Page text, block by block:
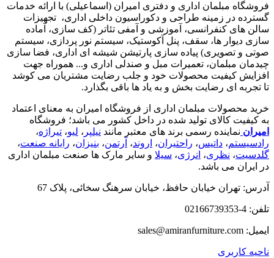
فروشگاه مبلمان اداری و دفتری امیران (اسماعیلی) با ارائه خدمات
گسترده در زمینه طراحی و دکوراسیون داخلی اداری‌، تجهیزات
سالن های کنفرانسی، آموزشی و آمفی تئاتر (کف سازی، آماده
سازی دیوار ها، سقف، پنل آکوستیک، سیستم نور پردازی، سیستم
صوتی و تصویری) پیاده سازی پارتیشن شیشه ای اداری، فضا سازی
چیدمان مبلمان، تعمیرات مبل و صندلی اداری و... هموراه جهت
افزایش کیفیت محصولات خود و جلب رضایت مشتریان می کوشد
تا تجربه ای رضایت بخش و به یاد ها باقی بگذارد.
خرید محصولات مبلمان اداری از فروشگاه امیران به معنای اعتماد
به کیفیت کالای تولید شده در داخل کشور می باشد؛ فروشگاه
امیران نماینده رسمی برند های معتبر مانند نیلپر ، لیو، تیراژه،
رادسیستم، داتیس، راحتیران، اروند، آرتمن، بنیزان، رایانه صنعت،
گلدسیت، نظری، انرژی، سیلا و سایر مارک ها صنعت مبلمان اداری
در ایران می باشد.
آدرس: تهران خیابان حافظ، خیابان سرهنگ سخائی، پلاک 67
تلفن: 4-02166739353
ایمیل: sales@amiranfurniture.com
ناحیه کاربری